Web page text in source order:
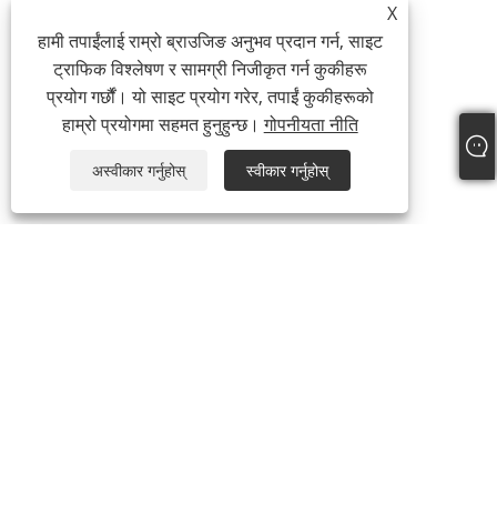
X
हामी तपाईंलाई राम्रो ब्राउजिङ अनुभव प्रदान गर्न, साइट
ट्राफिक विश्लेषण र सामग्री निजीकृत गर्न कुकीहरू
प्रयोग गर्छौं। यो साइट प्रयोग गरेर, तपाईं कुकीहरूको
हाम्रो प्रयोगमा सहमत हुनुहुन्छ।गोपनीयता नीति
अस्वीकार गर्नुहोस् स्वीकार गर्नुहोस्